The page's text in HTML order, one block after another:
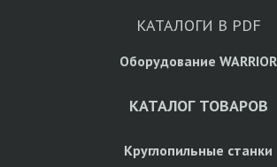
КАТАЛОГИ В PDF
Оборудование WARRIOR
КАТАЛОГ ТОВАРОВ
Круглопильные станки